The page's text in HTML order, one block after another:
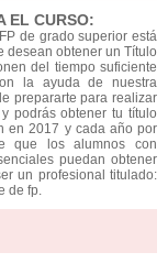
EL CURSO:
de grado superior está
desean obtener un Título
del tiempo suficiente
la ayuda de nuestra
prepararte para realizar
podrás obtener tu título
en 2017 y cada año por
que los alumnos con
puedan obtener
un profesional titulado:
de fp.